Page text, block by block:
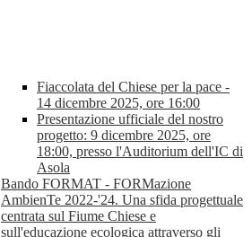
Fiaccolata del Chiese per la pace -
14 dicembre 2025, ore 16:00
Presentazione ufficiale del nostro
progetto: 9 dicembre 2025, ore
18:00, presso l'Auditorium dell'IC di
Asola
Bando FORMAT - FORMazione
AmbienTe 2022-'24. Una sfida progettuale
centrata sul Fiume Chiese e
sull'educazione ecologica attraverso gli